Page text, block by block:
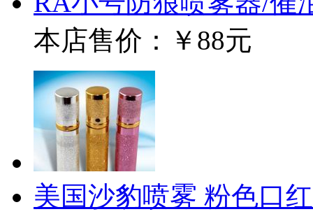
本店售价：
￥88元
美国沙豹喷雾 粉色口